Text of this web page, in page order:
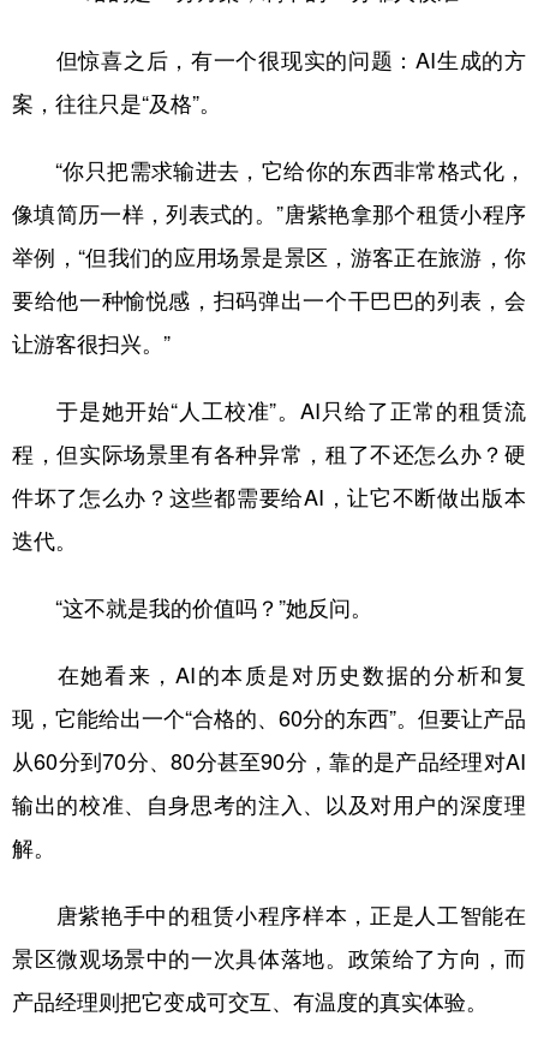
但惊喜之后，有一个很现实的问题：AI生成的方
案，往往只是“及格”。
“你只把需求输进去，它给你的东西非常格式化，
像填简历一样，列表式的。”唐紫艳拿那个租赁小程序
举例，“但我们的应用场景是景区，游客正在旅游，你
要给他一种愉悦感，扫码弹出一个干巴巴的列表，会
让游客很扫兴。”
于是她开始“人工校准”。AI只给了正常的租赁流
程，但实际场景里有各种异常，租了不还怎么办？硬
件坏了怎么办？这些都需要给AI，让它不断做出版本
迭代。
“这不就是我的价值吗？”她反问。
在她看来，AI的本质是对历史数据的分析和复
现，它能给出一个“合格的、60分的东西”。但要让产品
从60分到70分、80分甚至90分，靠的是产品经理对AI
输出的校准、自身思考的注入、以及对用户的深度理
解。
唐紫艳手中的租赁小程序样本，正是人工智能在
景区微观场景中的一次具体落地。政策给了方向，而
产品经理则把它变成可交互、有温度的真实体验。